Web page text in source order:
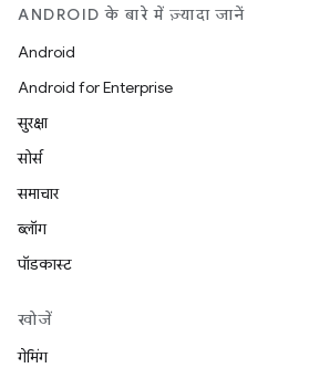
ANDROID के बारे में ज़्यादा जानें
Android
Android for Enterprise
सुरक्षा
सोर्स
समाचार
ब्लॉग
पॉडकास्ट
खोजें
गेमिंग